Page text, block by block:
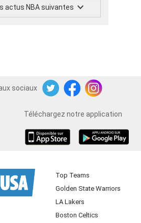
actus NBA suivantes
sociaux
TwitterFacebookInstagram
Téléchargez notre application
Top Teams
Golden State Warriors
LA Lakers
Boston Celtics